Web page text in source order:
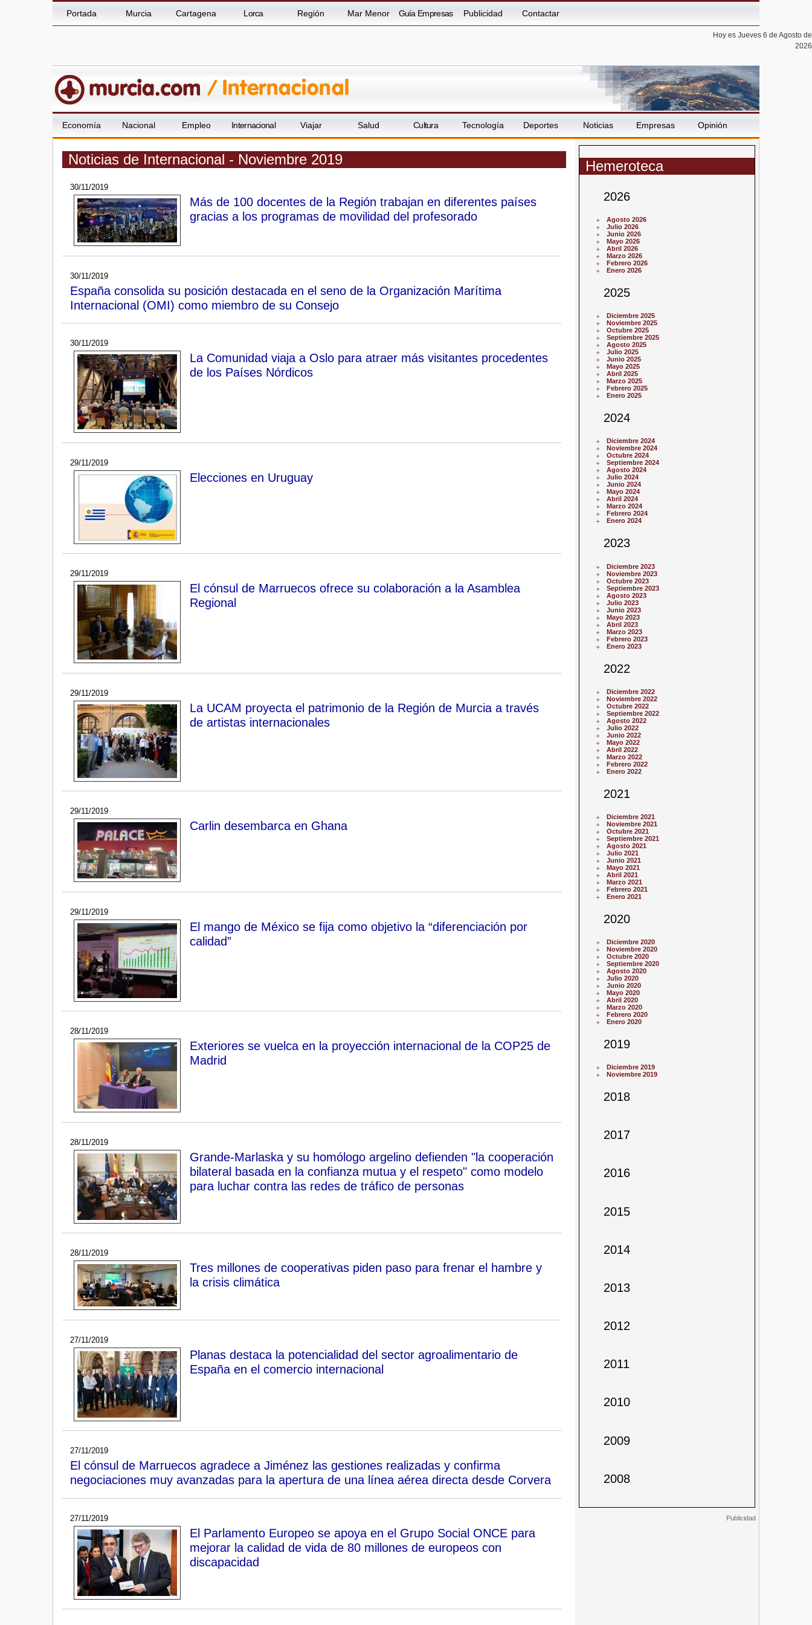
Portada Murcia Cartagena Lorca Región Mar Menor Guía Empresas Publicidad Contactar
Hoy es Jueves 6 de Agosto de
2026
Economía Nacional Empleo Internacional Viajar Salud Cultura Tecnología Deportes Noticias Empresas Opinión
Noticias de Internacional - Noviembre 2019
30/11/2019
Más de 100 docentes de la Región trabajan en diferentes países
gracias a los programas de movilidad del profesorado
30/11/2019
España consolida su posición destacada en el seno de la Organización Marítima
Internacional (OMI) como miembro de su Consejo
30/11/2019
La Comunidad viaja a Oslo para atraer más visitantes procedentes
de los Países Nórdicos
29/11/2019
Elecciones en Uruguay
29/11/2019
El cónsul de Marruecos ofrece su colaboración a la Asamblea
Regional
29/11/2019
La UCAM proyecta el patrimonio de la Región de Murcia a través
de artistas internacionales
29/11/2019
Carlin desembarca en Ghana
29/11/2019
El mango de México se fija como objetivo la “diferenciación por
calidad”
28/11/2019
Exteriores se vuelca en la proyección internacional de la COP25 de
Madrid
28/11/2019
Grande-Marlaska y su homólogo argelino defienden "la cooperación
bilateral basada en la confianza mutua y el respeto" como modelo
para luchar contra las redes de tráfico de personas
28/11/2019
Tres millones de cooperativas piden paso para frenar el hambre y
la crisis climática
27/11/2019
Planas destaca la potencialidad del sector agroalimentario de
España en el comercio internacional
27/11/2019
El cónsul de Marruecos agradece a Jiménez las gestiones realizadas y confirma
negociaciones muy avanzadas para la apertura de una línea aérea directa desde Corvera
27/11/2019
El Parlamento Europeo se apoya en el Grupo Social ONCE para
mejorar la calidad de vida de 80 millones de europeos con
discapacidad
Hemeroteca
2026
Agosto 2026
Julio 2026
Junio 2026
Mayo 2026
Abril 2026
Marzo 2026
Febrero 2026
Enero 2026
2025
Diciembre 2025
Noviembre 2025
Octubre 2025
Septiembre 2025
Agosto 2025
Julio 2025
Junio 2025
Mayo 2025
Abril 2025
Marzo 2025
Febrero 2025
Enero 2025
2024
Diciembre 2024
Noviembre 2024
Octubre 2024
Septiembre 2024
Agosto 2024
Julio 2024
Junio 2024
Mayo 2024
Abril 2024
Marzo 2024
Febrero 2024
Enero 2024
2023
Diciembre 2023
Noviembre 2023
Octubre 2023
Septiembre 2023
Agosto 2023
Julio 2023
Junio 2023
Mayo 2023
Abril 2023
Marzo 2023
Febrero 2023
Enero 2023
2022
Diciembre 2022
Noviembre 2022
Octubre 2022
Septiembre 2022
Agosto 2022
Julio 2022
Junio 2022
Mayo 2022
Abril 2022
Marzo 2022
Febrero 2022
Enero 2022
2021
Diciembre 2021
Noviembre 2021
Octubre 2021
Septiembre 2021
Agosto 2021
Julio 2021
Junio 2021
Mayo 2021
Abril 2021
Marzo 2021
Febrero 2021
Enero 2021
2020
Diciembre 2020
Noviembre 2020
Octubre 2020
Septiembre 2020
Agosto 2020
Julio 2020
Junio 2020
Mayo 2020
Abril 2020
Marzo 2020
Febrero 2020
Enero 2020
2019
Diciembre 2019
Noviembre 2019
2018
2017
2016
2015
2014
2013
2012
2011
2010
2009
2008